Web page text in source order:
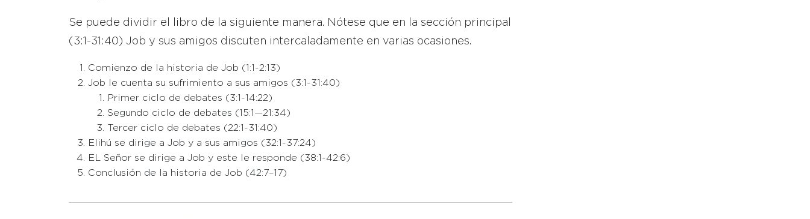
Se puede dividir el libro de la siguiente manera. Nótese que en la sección principal
(3:1-31:40) Job y sus amigos discuten intercaladamente en varias ocasiones.
Comienzo de la historia de Job (1:1-2:13)
Job le cuenta su sufrimiento a sus amigos (3:1-31:40)
Primer ciclo de debates (3:1-14:22)
Segundo ciclo de debates (15:1—21:34)
Tercer ciclo de debates (22:1-31:40)
Elihú se dirige a Job y a sus amigos (32:1-37:24)
EL Señor se dirige a Job y este le responde (38:1-42:6)
Conclusión de la historia de Job (42:7–17)